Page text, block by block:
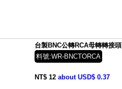
台製BNC公轉RCA母轉轉接頭
料號:WR-BNCTORCA
NT$ 12 about USD$ 0.37